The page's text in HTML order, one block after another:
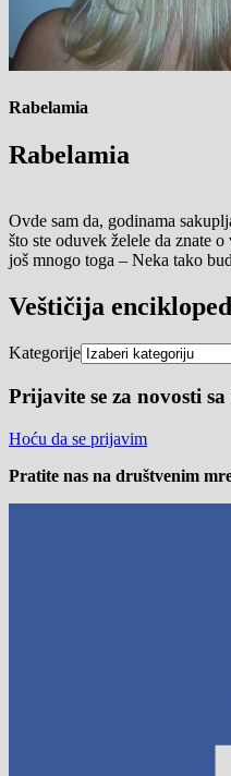
Rabelamia
Rabelamia
Ovde sam da, godinama
što ste oduvek želele da znate
još mnogo toga – Neka tako
Veštičija
Kategorije
Prijavite se za novosti
Hoću da se prijavim
Pratite nas na društvenim